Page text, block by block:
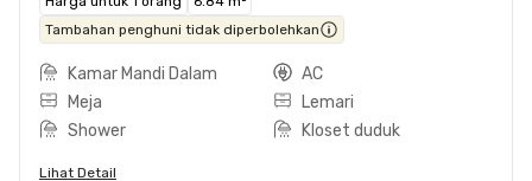
Tambahan penghuni tidak diperbolehkan
Kamar Mandi Dalam
AC
Meja
Lemari
Shower
Kloset duduk
Lihat Detail